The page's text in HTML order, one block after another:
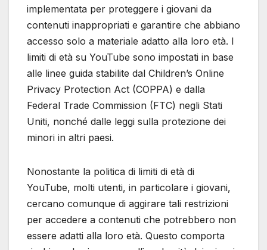
implementata per proteggere i giovani da
contenuti inappropriati e garantire che abbiano
accesso solo a materiale adatto alla loro età. I
limiti di età su YouTube sono impostati in base
alle linee guida stabilite dal Children’s Online
Privacy Protection Act (COPPA) e dalla
Federal Trade Commission (FTC) negli Stati
Uniti, nonché dalle leggi sulla protezione dei
minori in altri paesi.
Nonostante la politica di limiti di età di
YouTube, molti utenti, in particolare i giovani,
cercano comunque di aggirare tali restrizioni
per accedere a contenuti che potrebbero non
essere adatti alla loro età. Questo comporta